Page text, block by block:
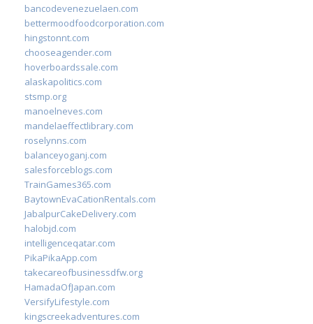
bancodevenezuelaen.com
bettermoodfoodcorporation.com
hingstonnt.com
chooseagender.com
hoverboardssale.com
alaskapolitics.com
stsmp.org
manoelneves.com
mandelaeffectlibrary.com
roselynns.com
balanceyoganj.com
salesforceblogs.com
TrainGames365.com
BaytownEvaCationRentals.com
JabalpurCakeDelivery.com
halobjd.com
intelligenceqatar.com
PikaPikaApp.com
takecareofbusinessdfw.org
HamadaOfJapan.com
VersifyLifestyle.com
kingscreekadventures.com